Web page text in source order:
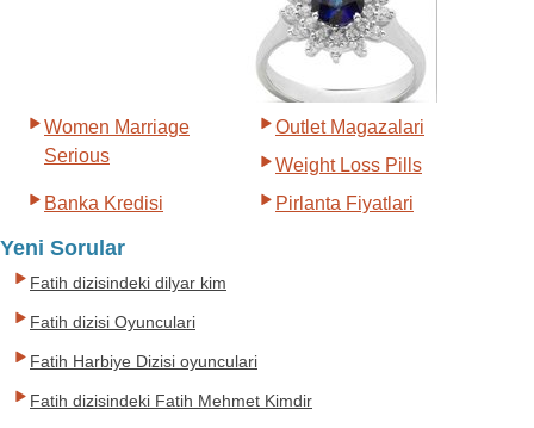
Women Marriage
Serious
Outlet Magazalari
Weight Loss Pills
Banka Kredisi
Pirlanta Fiyatlari
Yeni Sorular
Fatih dizisindeki dilyar kim
Fatih dizisi Oyunculari
Fatih Harbiye Dizisi oyunculari
Fatih dizisindeki Fatih Mehmet Kimdir